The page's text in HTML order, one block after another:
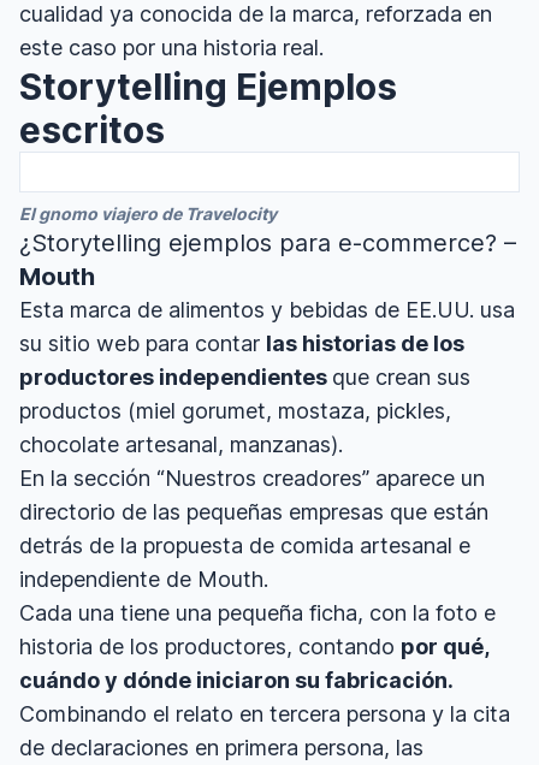
cualidad ya conocida de la marca, reforzada en
este caso por una historia real.
Storytelling Ejemplos
escritos
El gnomo viajero de Travelocity
¿Storytelling ejemplos para e-commerce? –
Mouth
Esta marca de alimentos y bebidas de EE.UU. usa
su sitio web para contar las historias de los
productores independientes que crean sus
productos (miel gorumet, mostaza, pickles,
chocolate artesanal, manzanas).
En la sección “Nuestros creadores” aparece un
directorio de las pequeñas empresas que están
detrás de la propuesta de comida artesanal e
independiente de Mouth.
Cada una tiene una pequeña ficha, con la foto e
historia de los productores, contando por qué,
cuándo y dónde iniciaron su fabricación.
Combinando el relato en tercera persona y la cita
de declaraciones en primera persona, las